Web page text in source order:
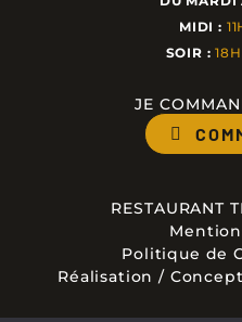
MIDI :
SOIR :
JE
RESTAURANT
Politique de
Réalisation /